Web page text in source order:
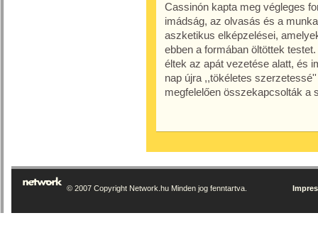
Cassinón kapta meg végleges
imádság, az olvasás és a
aszketikus elképzelései,
ebben a formában öltöttek
éltek az apát vezetése alatt, és
nap újra ,,tökéletes
megfelelően összekapcsolták a
© 2007 Copyright Network.hu Minden jog fenntartva.